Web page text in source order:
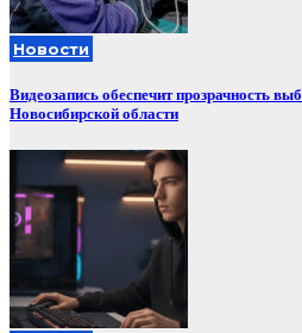
Новости
Видеозапись обеспечит прозрачность
Новосибирской области